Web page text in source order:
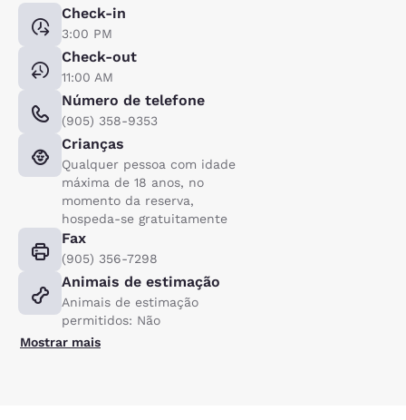
Check-in
3:00 PM
Check-out
11:00 AM
Número de telefone
(905) 358-9353
Crianças
Qualquer pessoa com idade
máxima de 18 anos, no
momento da reserva,
hospeda-se gratuitamente
Fax
(905) 356-7298
Animais de estimação
Animais de estimação
permitidos: Não
Mostrar mais